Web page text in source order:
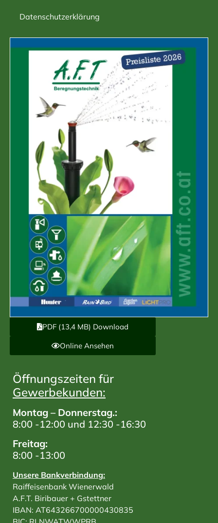
Datenschutzerklärung
PDF (13,4 MB) Download
Online Ansehen
Öffnungszeiten für
Gewerbekunden:
Montag – Donnerstag.:
8:00 -12:00 und 12:30 -16:30
Freitag:
8:00 -13:00
Unsere Bankverbindung:
Raiffeisenbank Wienerwald
A.F.T. Biribauer + Gstettner
IBAN: AT643266700000430835